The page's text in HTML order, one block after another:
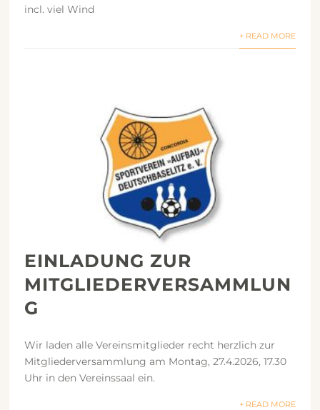
incl. viel Wind
+ READ MORE
EINLADUNG ZUR
MITGLIEDERVERSAMMLUN
G
Wir laden alle Vereinsmitglieder recht herzlich zur
Mitgliederversammlung am Montag, 27.4.2026, 17.30
Uhr in den Vereinssaal ein.
+ READ MORE